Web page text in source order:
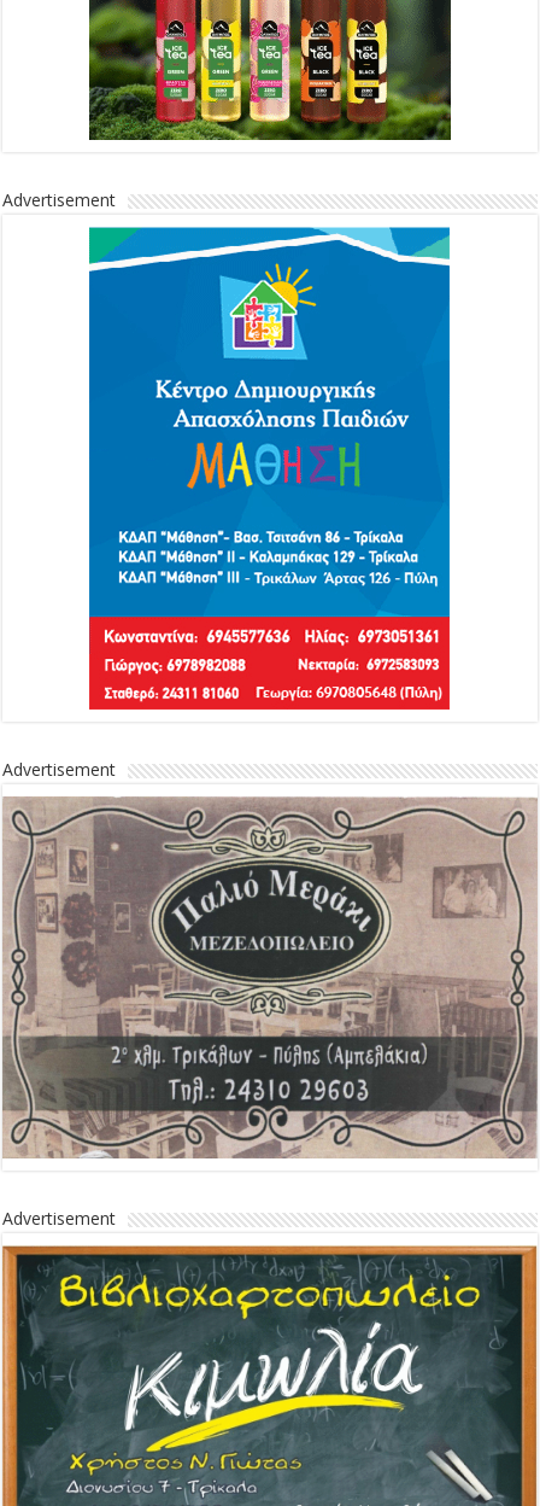
Advertisement
Advertisement
Advertisement